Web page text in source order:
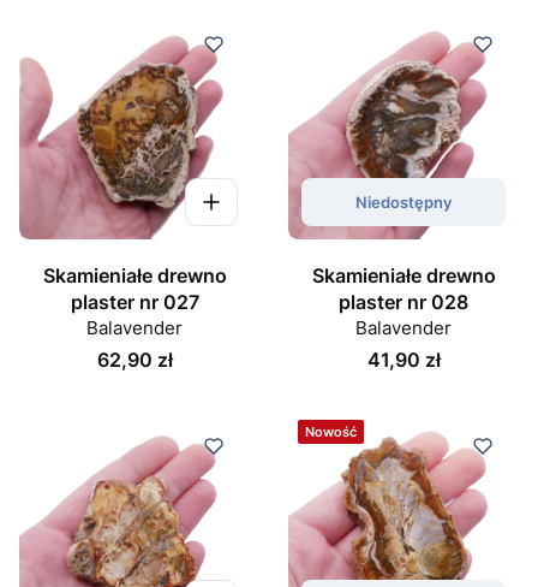
Skamieniałe drewno
plaster nr 027
Balavender
Cena
62,90 zł
Niedostępny
Skamieniałe drewno
plaster nr 028
Balavender
Cena
41,90 zł
Nowość